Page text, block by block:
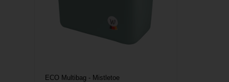
ECO Multibag - Mistletoe